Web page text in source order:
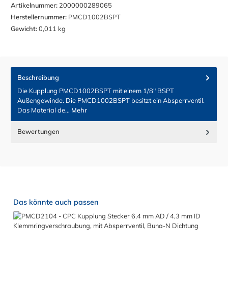
Artikelnummer: 2000000289065
Herstellernummer: PMCD1002BSPT
Gewicht:0,011 kg
Beschreibung
Die Kupplung PMCD1002BSPT mit einem 1/8" BSPT
Außengewinde. Die PMCD1002BSPT besitzt ein Absperrventil.
Das Material de… Mehr
Bewertungen
Produktgalerie überspringen
Das könnte auch passen